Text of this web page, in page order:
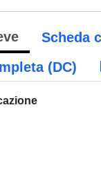
Scheda
(DC)